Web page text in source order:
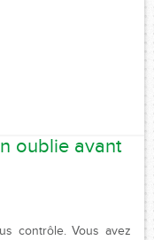
oublie avant
contrôle. Vous avez